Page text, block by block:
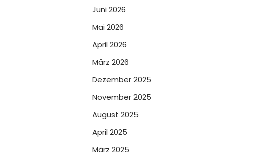
Juni 2026
Mai 2026
April 2026
März 2026
Dezember 2025
November 2025
August 2025
April 2025
März 2025